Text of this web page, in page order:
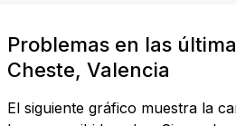
Problemas en las
Cheste, Valencia
El siguiente gráfico muestra la